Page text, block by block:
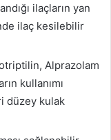
ilaçların yan
ilaç kesilebilir
Alprazolam
kullanımı
düzey kulak